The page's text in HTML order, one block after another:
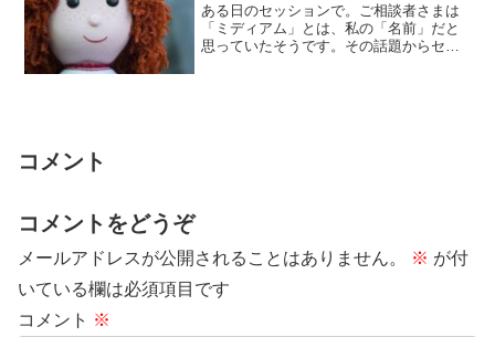
ある日のセッションで。ご相談者さまは
「ミディアム」とは、私の「名前」だと
思っていたそうです。その話題からセッ
コメント
コメントをどうぞ
メールアドレスが公開されることはありません。 ※ が付
いている欄は必須項目です
コメント ※